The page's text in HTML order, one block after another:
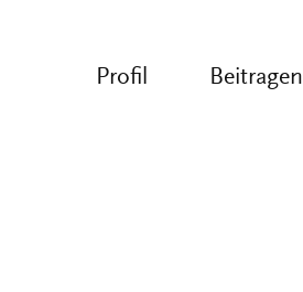
Profil Beitragen